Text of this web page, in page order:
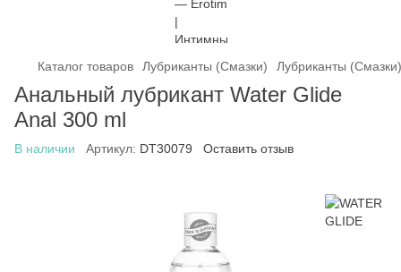
Каталог товаров Лубриканты (Смазки) Лубриканты
Анальный лубрикант Water Glide
Anal 300 ml
В наличии Артикул: DT30079 Оставить отзыв